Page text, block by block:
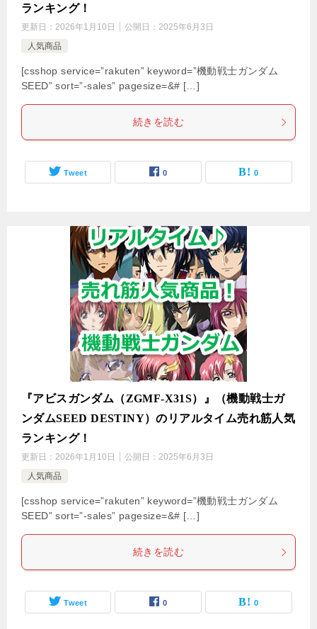
ランキング！
更新日： 2026年1月10日 公開日： 2025年6月3日
人気商品
[csshop service=”rakuten” keyword=”機動戦士ガンダム
SEED” sort=”-sales” pagesize=&# […]
続きを読む
Tweet 0 0
『アビスガンダム（ZGMF-X31S）』（機動戦士ガ
ンダムSEED DESTINY）のリアルタイム売れ筋人気
ランキング！
更新日： 2026年1月10日 公開日： 2025年6月3日
人気商品
[csshop service=”rakuten” keyword=”機動戦士ガンダム
SEED” sort=”-sales” pagesize=&# […]
続きを読む
Tweet 0 0